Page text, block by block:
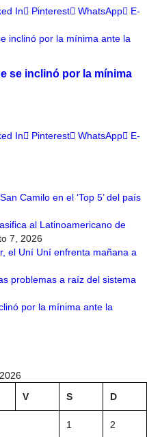
In Pinterest WhatsApp
E-
se inclinó por la mínima
In Pinterest WhatsApp
E-
Camilo en el ‘Top 5’ del país
al Latinoamericano de
7, 2026
el Uní Uní enfrenta mañana a
problemas a raíz del sistema
por la mínima ante la
V S D
1 2